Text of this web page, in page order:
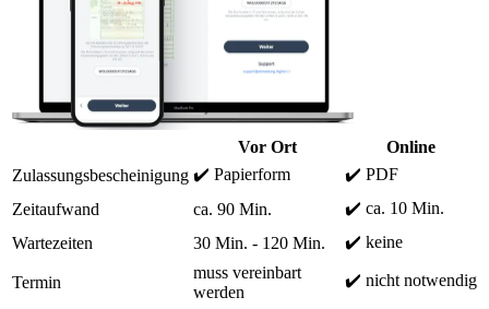
Vor Ort
Online
Zulassungsbescheinigung ✔️ Papierform
✔️ PDF
Zeitaufwand
ca. 90 Min.
✔️ ca. 10 Min.
Wartezeiten
30 Min. - 120 Min. ✔️ keine
Termin
muss vereinbart
werden
✔️ nicht notwendig